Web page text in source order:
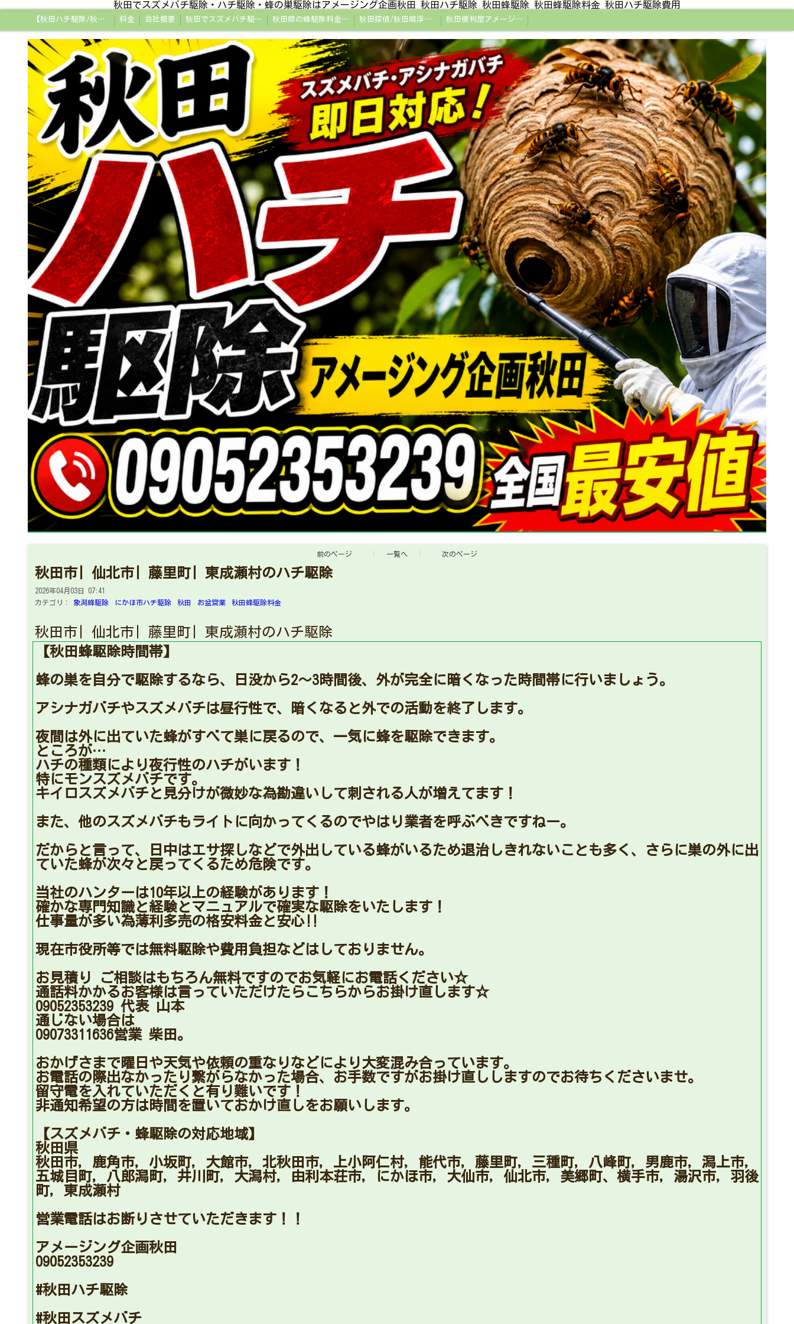
秋田でスズメバチ駆除・ハチ駆除・蜂の巣駆除はアメージング企画秋田 秋田ハチ駆除 秋田蜂駆除 秋田蜂駆除料金 秋田ハチ駆除費用
【秋田ハチ駆除/秋田蜂駆除/スズメバチの巣/ハチの巣専門プロ】 料金 会社概要 秋田でスズメバチ駆除・ハチ駆除・蜂の巣駆除はアメージング企画秋田 秋田県の蜂駆除料金・蜂の巣駆除の相場【全国平均と比較】 秋田探偵/秋田県浮気調査/秋田市万引きGメン 秋田便利屋アメージング企画秋田
前のページ 一覧へ 次のページ
秋田市| 仙北市| 藤里町| 東成瀬村のハチ駆除
2026年04月03日 07:41
カテゴリ：
象潟蜂駆除 にかほ市ハチ駆除 秋田 お盆営業 秋田蜂駆除料金
秋田市| 仙北市| 藤里町| 東成瀬村のハチ駆除
【秋田蜂駆除時間帯】
蜂の巣を自分で駆除するなら、日没から2〜3時間後、外が完全に暗くなった時間帯に行いましょう。
アシナガバチやスズメバチは昼行性で、暗くなると外での活動を終了します。
夜間は外に出ていた蜂がすべて巣に戻るので、一気に蜂を駆除できます。
ところが…
ハチの種類により夜行性のハチがいます！
特にモンスズメバチです。
キイロスズメバチと見分けが微妙な為勘違いして刺される人が増えてます！
また、他のスズメバチもライトに向かってくるのでやはり業者を呼ぶべきですねー。
だからと言って、日中はエサ探しなどで外出している蜂がいるため退治しきれないことも多く、さらに巣の外に出
ていた蜂が次々と戻ってくるため危険です。
当社のハンターは10年以上の経験があります！
確かな専門知識と経験とマニュアルで確実な駆除をいたします！
仕事量が多い為薄利多売の格安料金と安心‼︎
現在市役所等では無料駆除や費用負担などはしておりません。
お見積り ご相談はもちろん無料ですのでお気軽にお電話ください☆
通話料かかるお客様は言っていただけたらこちらからお掛け直します☆
09052353239 代表 山本
通じない場合は
09073311636営業 柴田。
おかげさまで曜日や天気や依頼の重なりなどにより大変混み合っています。
お電話の際出なかったり繋がらなかった場合、お手数ですがお掛け直ししますのでお待ちくださいませ。
留守電を入れていただくと有り難いです！
非通知希望の方は時間を置いておかけ直しをお願いします。
【スズメバチ・蜂駆除の対応地域】
秋田県
秋田市，鹿角市，小坂町，大館市，北秋田市，上小阿仁村，能代市，藤里町，三種町，八峰町，男鹿市，潟上市，
五城目町，八郎潟町，井川町，大潟村，由利本荘市，にかほ市，大仙市，仙北市，美郷町、横手市，湯沢市，羽後
町，東成瀬村
営業電話はお断りさせていただきます！！
アメージング企画秋田
09052353239
#秋田ハチ駆除
#秋田スズメバチ